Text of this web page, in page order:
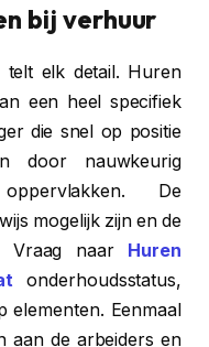
bij verhuur
telt elk detail. Huren
een heel specifiek
die snel op positie
door nauwkeurig
De
mogelijk zijn en de
Vraag naar
Huren
onderhoudsstatus,
Eenmaal
aan de arbeiders en